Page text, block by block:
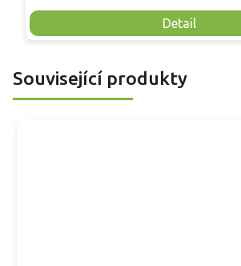
Detail
běžným chorobám, vhodná pro zahradní
využití a dekorativní popínavé vedení.
Související produkty